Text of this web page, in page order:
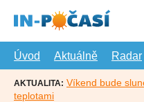
hlavní
Úvod
Aktuálně Radar
AKTUALITA: Víkend bude
teplotami